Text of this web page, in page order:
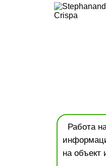
Работа
на объект